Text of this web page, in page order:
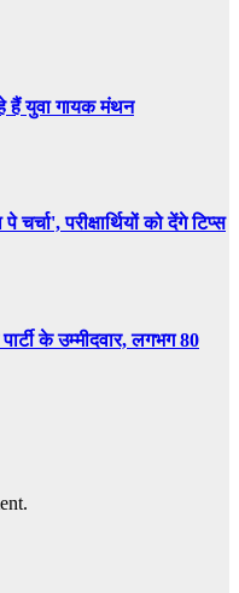
हैं युवा गायक मंथन
परीक्षार्थियों को देंगे टिप्स
के उम्मीदवार, लगभग 80